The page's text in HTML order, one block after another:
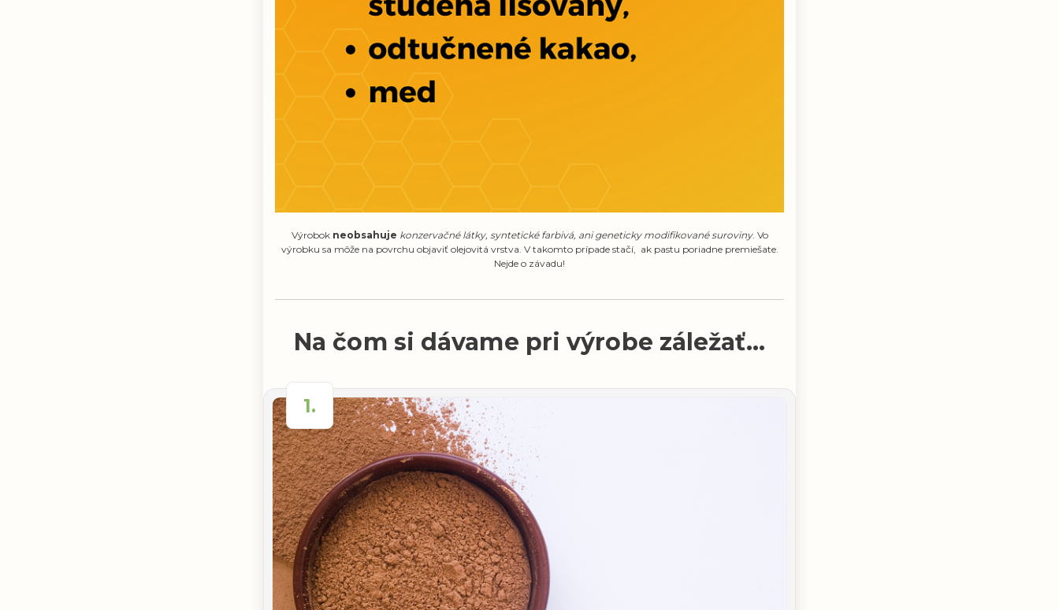
Výrobok neobsahuje konzervačné látky, syntetické farbivá, ani geneticky modifikované suroviny. Vo
výrobku sa môže na povrchu objaviť olejovitá vrstva. V takomto prípade stačí, ak pastu poriadne premiešate.
Nejde o závadu!
Na čom si dávame pri výrobe záležať...
1.